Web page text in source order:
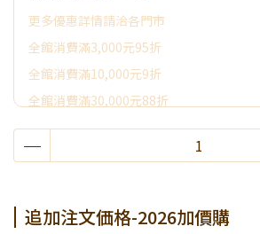
更多優惠詳情請洽各門市
全館消費滿3,000元95折
全館消費滿10,000元9折
全館消費滿30,000元88折
全館消費滿50,000元享其它優惠
追加注文価格-2026加價購